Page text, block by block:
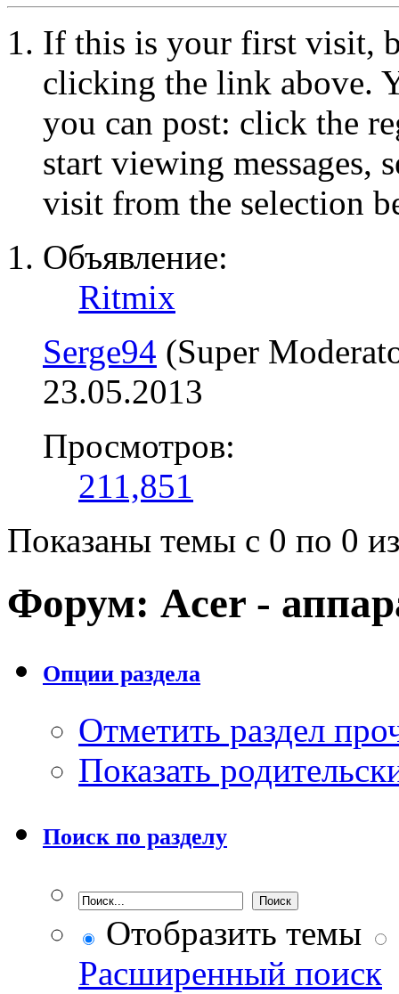
If this is your first visit,
clicking the link above.
you can post: click the
start viewing messages,
visit from the selection
Объявление:
Ritmix
Serge94 (Super
23.05.2013
Просмотров:
211,851
Показаны темы с 0 по 0
Форум: Acer -
Опции раздела
Отметить раздел
Показать
Поиск по разделу
Отобразить темы
Расширенный поиск